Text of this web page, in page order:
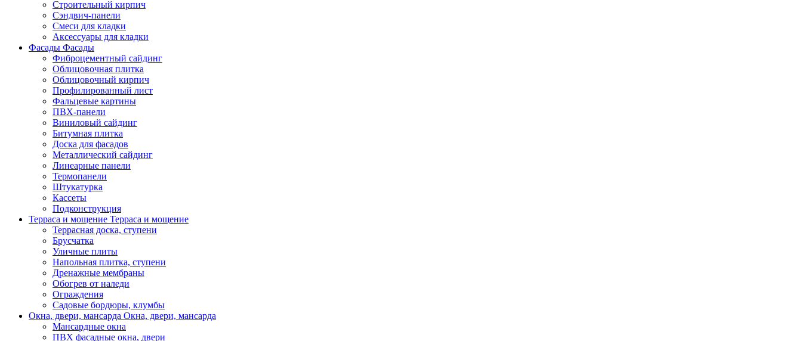
Строительный кирпич
Сэндвич-панели
Смеси для кладки
Аксессуары для кладки
Фасады Фасады
Фиброцементный сайдинг
Облицовочная плитка
Облицовочный кирпич
Профилированный лист
Фальцевые картины
ПВХ-панели
Виниловый сайдинг
Битумная плитка
Доска для фасадов
Металлический сайдинг
Линеарные панели
Термопанели
Штукатурка
Кассеты
Подконструкция
Терраса и мощение Терраса и мощение
Террасная доска, ступени
Брусчатка
Уличные плиты
Напольная плитка, ступени
Дренажные мембраны
Обогрев от наледи
Ограждения
Садовые бордюры, клумбы
Окна, двери, мансарда Окна, двери, мансарда
Мансардные окна
ПВХ фасадные окна, двери